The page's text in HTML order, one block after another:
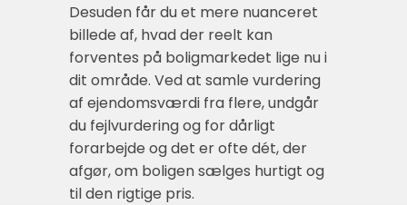
Desuden får du et mere nuanceret
billede af, hvad der reelt kan
forventes på boligmarkedet lige nu i
dit område. Ved at samle vurdering
af ejendomsværdi fra flere, undgår
du fejlvurdering og for dårligt
forarbejde og det er ofte dét, der
afgør, om boligen sælges hurtigt og
til den rigtige pris.